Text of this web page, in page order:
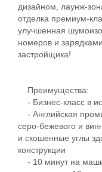
дизайном, лаунж-
отделка премиум-
улучшенная
номеров и
застройщика!
Преимущества:
- Бизнес-класс в
- Английская
серо-бежевого и
и скошенные углы
конструкции
- 10 минут на